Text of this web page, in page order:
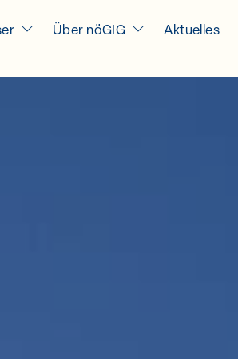
Über nöGIG Aktuelles